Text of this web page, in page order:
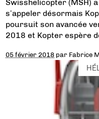
Swisshelicopter (MSH)
s’appeler désormais
poursuit son avancée
2018 et Kopter espère
05 février 2018 par Fabrice